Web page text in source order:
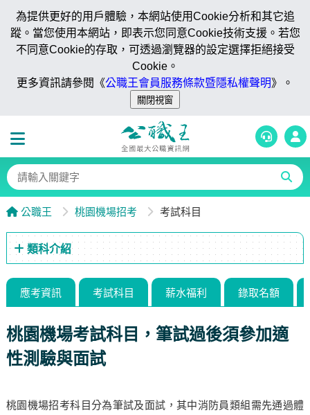
為提供更好的用戶體驗，本網站使用Cookie分析和其它追
蹤。當您使用本網站，即表示您同意Cookie技術支援。若您
不同意Cookie的存取，可透過瀏覽器的設定選擇拒絕接受
Cookie。
更多資訊請參閱《公職王會員服務條款暨隱私權聲明》。
公職王 桃園機場招考 考試科目
類科介紹
應考資訊 考試科目 薪水福利 錄取名額
桃園機場考試科目，筆試過後須參加適
性測驗與面試
桃園機場招考科目分為筆試及面試，其中消防員類組需先通過體